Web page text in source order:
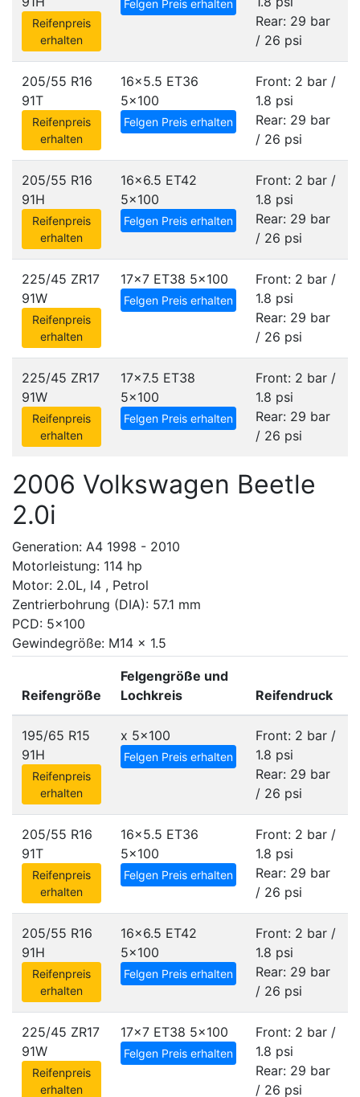
Reifenpreis
erhalten
Felgen Preis erhalten
Rear: 29 bar
/ 26 psi
205/55 R16
91T
Reifenpreis
erhalten
16x5.5 ET36
5x100
Felgen Preis erhalten
Front: 2 bar /
1.8 psi
Rear: 29 bar
/ 26 psi
205/55 R16
91H
Reifenpreis
erhalten
16x6.5 ET42
5x100
Felgen Preis erhalten
Front: 2 bar /
1.8 psi
Rear: 29 bar
/ 26 psi
225/45 ZR17
91W
Reifenpreis
erhalten
17x7 ET38 5x100
Felgen Preis erhalten
Front: 2 bar /
1.8 psi
Rear: 29 bar
/ 26 psi
225/45 ZR17
91W
Reifenpreis
erhalten
17x7.5 ET38
5x100
Felgen Preis erhalten
Front: 2 bar /
1.8 psi
Rear: 29 bar
/ 26 psi
2006 Volkswagen Beetle
2.0i
Generation: A4 1998 - 2010
Motorleistung: 114 hp
Motor: 2.0L, I4 , Petrol
Zentrierbohrung (DIA): 57.1 mm
PCD: 5x100
Gewindegröße: M14 x 1.5
Reifengröße
Felgengröße und
Lochkreis
Reifendruck
195/65 R15
91H
Reifenpreis
erhalten
x 5x100
Felgen Preis erhalten
Front: 2 bar /
1.8 psi
Rear: 29 bar
/ 26 psi
205/55 R16
91T
Reifenpreis
erhalten
16x5.5 ET36
5x100
Felgen Preis erhalten
Front: 2 bar /
1.8 psi
Rear: 29 bar
/ 26 psi
205/55 R16
91H
Reifenpreis
erhalten
16x6.5 ET42
5x100
Felgen Preis erhalten
Front: 2 bar /
1.8 psi
Rear: 29 bar
/ 26 psi
225/45 ZR17
91W
Reifenpreis
erhalten
17x7 ET38 5x100
Felgen Preis erhalten
Front: 2 bar /
1.8 psi
Rear: 29 bar
/ 26 psi